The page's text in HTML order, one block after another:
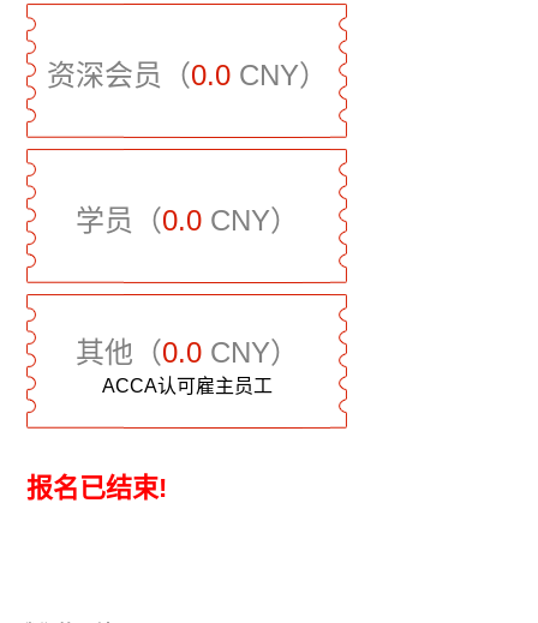
资深会员（0.0CNY）
学员（0.0CNY）
其他（0.0CNY）
ACCA认可雇主员工
报名已结束!